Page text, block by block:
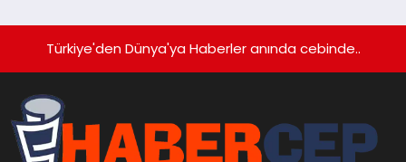
Türkiye'den Dünya'ya Haberler anında cebinde..